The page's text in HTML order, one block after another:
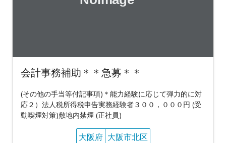
会計事務補助＊＊急募＊＊
(その他の手当等付記事項)＊能力経験に応じて弾力的に対
応２）法人税所得税申告実務経験者３００，０００円 (受
動喫煙対策)敷地内禁煙 (正社員)
大阪府 大阪市北区